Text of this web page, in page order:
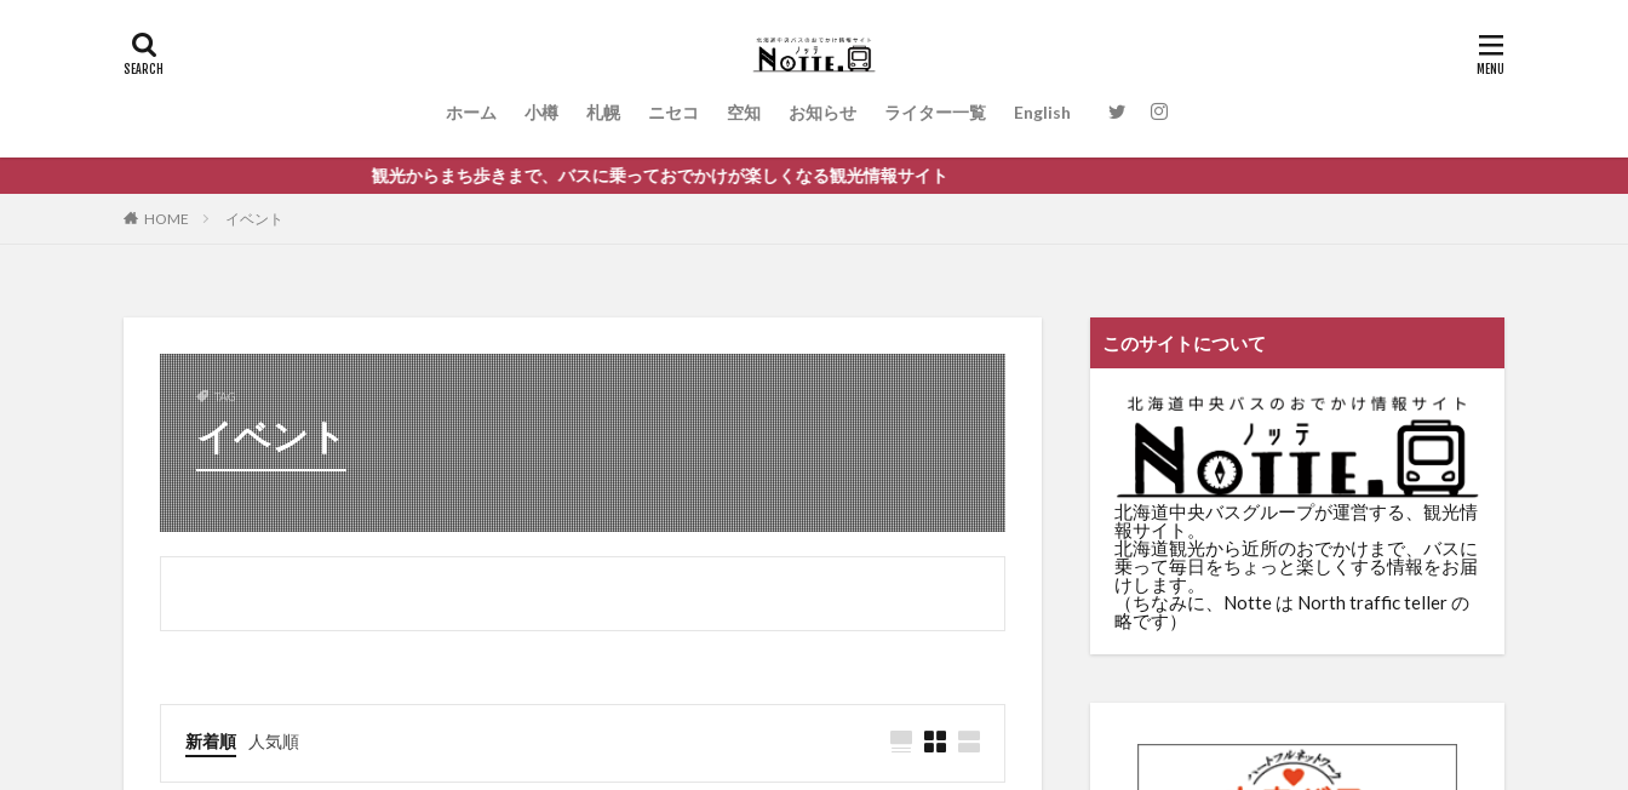
ホーム 小樽 札幌 ニセコ 空知 お知らせ ライター一覧 English
観光からまち歩きまで、バスに乗っておでかけが楽しくなる観光情報サイト
HOME イベント
TAG
イベント
新着順 人気順
このサイトについて
北海道中央バスグループが運営する、観光情
報サイト。
北海道観光から近所のおでかけまで、バスに
乗って毎日をちょっと楽しくする情報をお届
けします。
（ちなみに、Notte は North traffic teller の
略です）